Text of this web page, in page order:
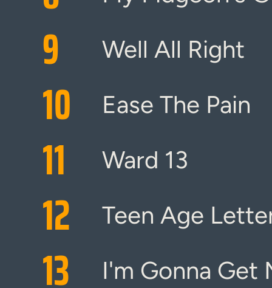
9 Well All Right
10 Ease The Pain
11 Ward 13
12 Teen Age
13 I'm Gonna Get